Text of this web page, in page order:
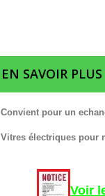
EN SAVOIR PLUS
Convient pour un
Vitres électriques pour
Voir